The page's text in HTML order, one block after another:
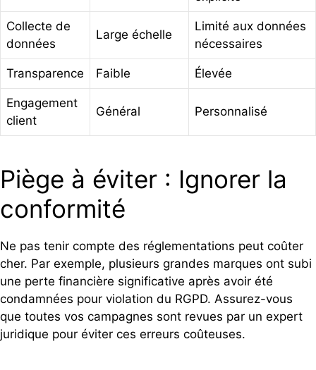
Collecte de
données
Large échelle
Limité aux données
nécessaires
Transparence Faible Élevée
Engagement
client
Général Personnalisé
Piège à éviter : Ignorer la
conformité
Ne pas tenir compte des réglementations peut coûter
cher. Par exemple, plusieurs grandes marques ont subi
une perte financière significative après avoir été
condamnées pour violation du RGPD. Assurez-vous
que toutes vos campagnes sont revues par un expert
juridique pour éviter ces erreurs coûteuses.